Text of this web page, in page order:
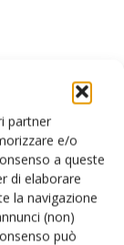
partner
e/o
a queste
di elaborare
la navigazione
(non)
può